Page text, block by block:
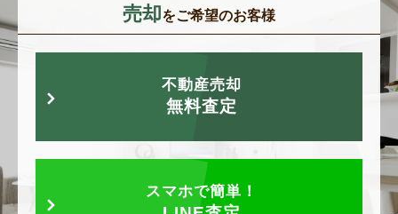
売却をご希望のお客様
不動産売却
無料査定
スマホで簡単！